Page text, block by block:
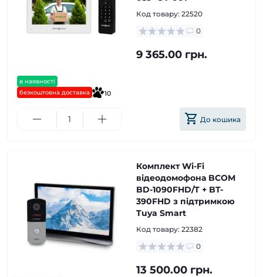
в наявності
безкоштовна доставка
10
Код товару: 22520
0
9 365.00 грн.
До кошика
Комплект Wi-Fi
відеодомофона BCOM
BD-1090FHD/T + BT-
390FHD з підтримкою
Tuya Smart
Код товару: 22382
0
13 500.00 грн.